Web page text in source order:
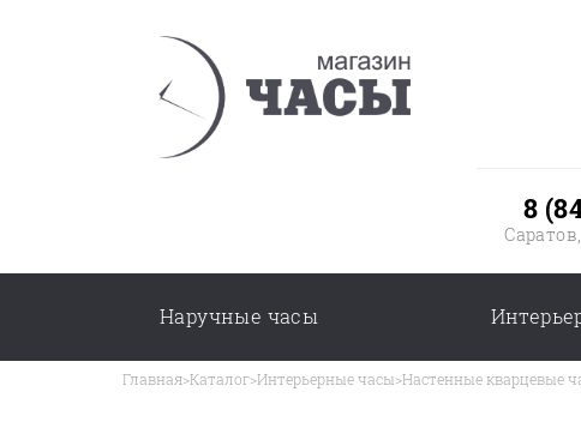
8
Наручные часы
Главная>Каталог>Интерьерные часы>Настенные кварцевые